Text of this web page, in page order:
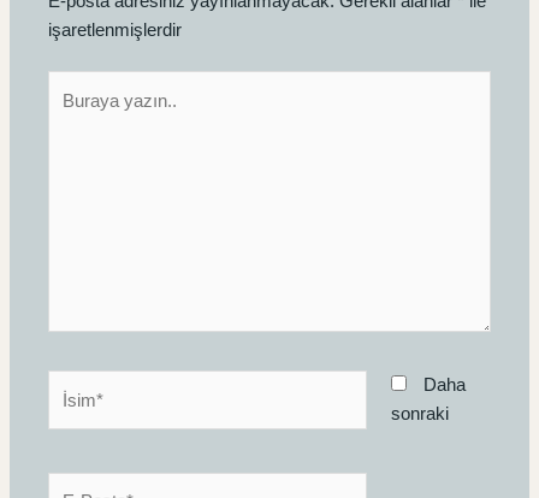
işaretlenmişlerdir
yazın..
Daha
sonraki